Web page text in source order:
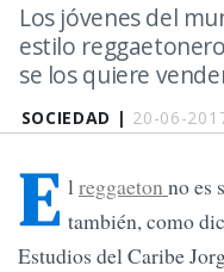
SOCIEDAD | 20-06-
Los jóvenes del
estilo
se los quiere
E lreggaeton no es
también, como
Estudios del Caribe